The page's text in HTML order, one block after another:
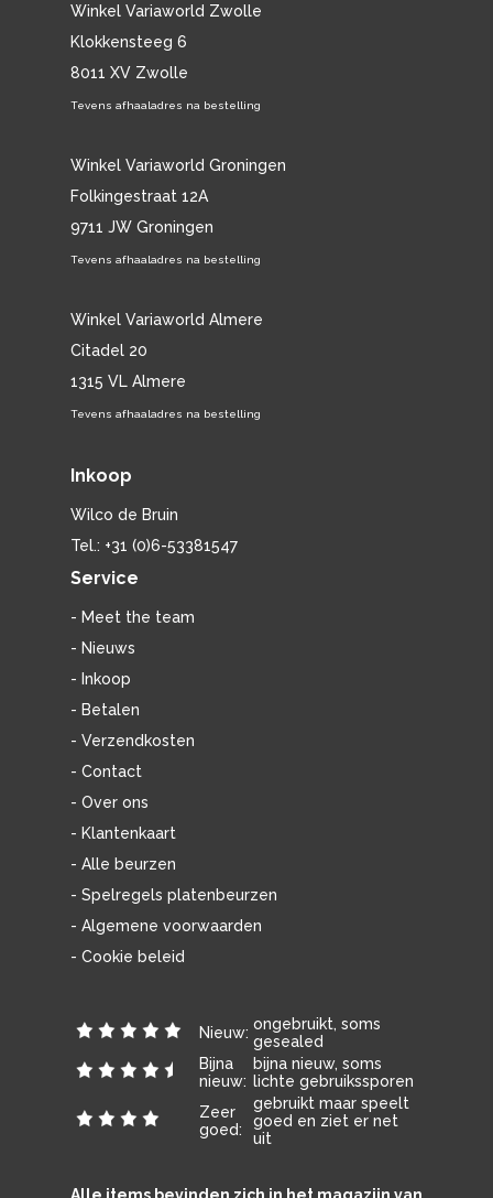
Winkel Variaworld Zwolle
Klokkensteeg 6
8011 XV Zwolle
Tevens afhaaladres na bestelling
Winkel Variaworld Groningen
Folkingestraat 12A
9711 JW Groningen
Tevens afhaaladres na bestelling
Winkel Variaworld Almere
Citadel 20
1315 VL Almere
Tevens afhaaladres na bestelling
Inkoop
Wilco de Bruin
Tel.: +31 (0)6-53381547
Service
- Meet the team
- Nieuws
- Inkoop
- Betalen
- Verzendkosten
- Contact
- Over ons
- Klantenkaart
- Alle beurzen
- Spelregels platenbeurzen
- Algemene voorwaarden
- Cookie beleid
Nieuw: ongebruikt, soms
gesealed
Bijna
nieuw:
bijna nieuw, soms
lichte gebruikssporen
Zeer
goed:
gebruikt maar speelt
goed en ziet er net
uit